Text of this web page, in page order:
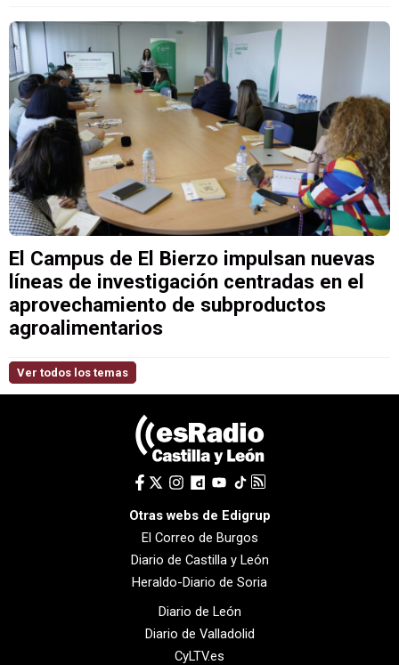
El Campus de El Bierzo impulsan nuevas
líneas de investigación centradas en el
aprovechamiento de subproductos
agroalimentarios
Ver todos los temas
Otras webs de Edigrup
El Correo de Burgos
Diario de Castilla y León
Heraldo-Diario de Soria
Diario de León
Diario de Valladolid
CyLTV.es